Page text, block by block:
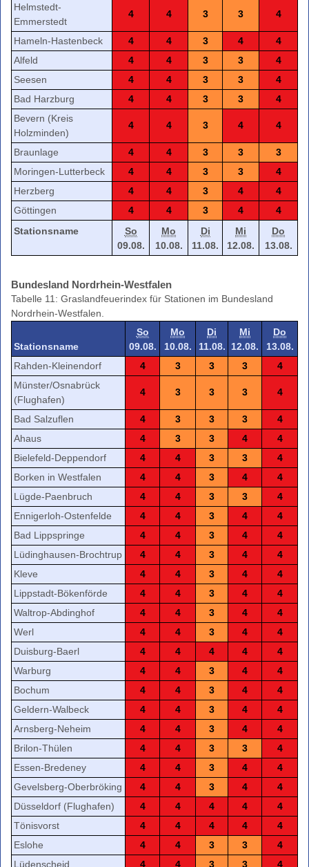
Helmstedt-
Emmerstedt
4 4 3 3 4
Hameln-Hastenbeck 4 4 3 4
4
Alfeld
4 4 3 3
4
Seesen
4 4 3 3
4
Bad Harzburg
4 4 3 3
4
Bevern (Kreis
Holzminden)
4 4 3 4 4
Braunlage 4 4 3 3
3
Moringen-Lutterbeck
4 4 3 3
4
Herzberg
4 4 3 4
4
Göttingen
4 4 3 4
4
Stationsname
So
09.08.
Mo
10.08.
Di
11.08.
Mi
12.08.
Do
13.08.
Bundesland Nordrhein-Westfalen
Tabelle 11: Graslandfeuerindex für Stationen im Bundesland
Nordrhein-Westfalen.
Stationsname
So
09.08.
Mo
10.08.
Di
11.08.
Mi
12.08.
Do
13.08.
Rahden-Kleinendorf
4 3 3 3
4
Münster/Osnabrück
(Flughafen)
4 3 3 3 4
Bad Salzuflen 4 3 3 3
4
Ahaus
4 3 3 4
4
Bielefeld-Deppendorf
4 4 3 3
4
Borken in Westfalen
4 4 3 4
4
Lügde-Paenbruch
4 4 3 3
4
Ennigerloh-Ostenfelde
4 4 3 4
4
Bad Lippspringe
4 4 3 4
4
Lüdinghausen-Brochtrup
4 4 3 4
4
Kleve
4 4 3 4
4
Lippstadt-Bökenförde
4 4 3 4
4
Waltrop-Abdinghof
4 4 3 4
4
Werl
4 4 3 4
4
Duisburg-Baerl
4 4 4 4
4
Warburg
4 4 3 4
4
Bochum
4 4 3 4
4
Geldern-Walbeck
4 4 3 4
4
Arnsberg-Neheim
4 4 3 4
4
Brilon-Thülen
4 4 3 3
4
Essen-Bredeney
4 4 3 4
4
Gevelsberg-Oberbröking
4 4 3 4
4
Düsseldorf (Flughafen)
4 4 4 4
4
Tönisvorst
4 4 4 4
4
Eslohe
4 4 3 3
4
Lüdenscheid
4 4 3 3
4